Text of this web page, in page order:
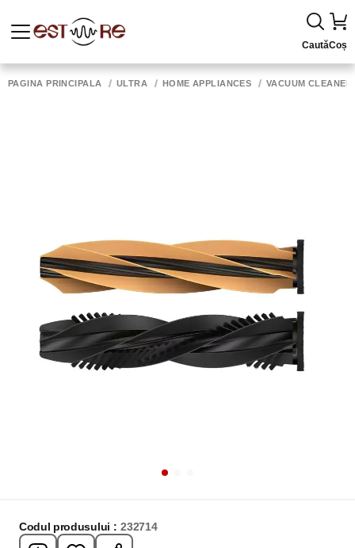
CautăCoș
PAGINA PRINCIPALĂ ULTRA HOME APPLIANCES VACUUM
Codul produsului : 232714